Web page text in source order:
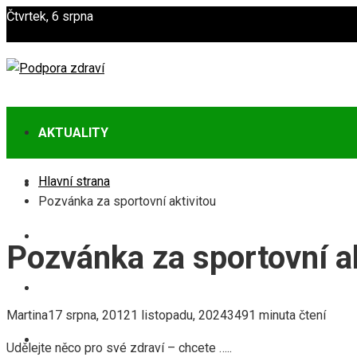
Čtvrtek, 6 srpna
AKTUALITY
ZDRAVÍ
PREVENCE
Hlavní strana
Pozvánka za sportovní aktivitou
Pozvánka za sportovní
Martina17 srpna, 20121 listopadu, 20243491 minuta čtení
Udělejte něco pro své zdraví – chcete …..